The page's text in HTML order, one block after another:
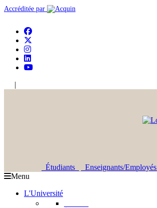
Accréditée par
|
Étudiants Enseignants/Employés
Menu
L'Université